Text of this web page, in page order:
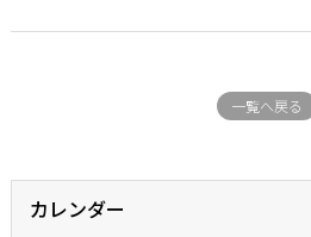
一覧へ戻る
カレンダー